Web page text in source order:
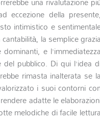
eccezione della presente,
intimistico e
la semplice grazia
e l’immediatezza
pubblico. Di qui l’idea
rimasta inalterata se la
i suoi contorni
adatte le
melodiche di facile lettura